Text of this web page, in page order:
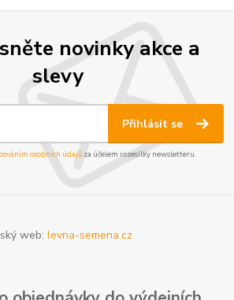
novinky akce a
slevy
Přihlásit se
osobních údajůza účelem rozesílky newsletteru.
web:levna-semena.cz